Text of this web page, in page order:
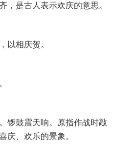
，是古人表示欢庆的意思。
以相庆贺。
锣鼓震天响。原指作战时敲
庆、欢乐的景象。